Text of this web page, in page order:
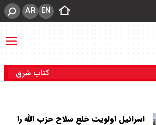
EN
AR
کتاب شرق
اسرائیل اولویت خلع سلاح حزب الله را